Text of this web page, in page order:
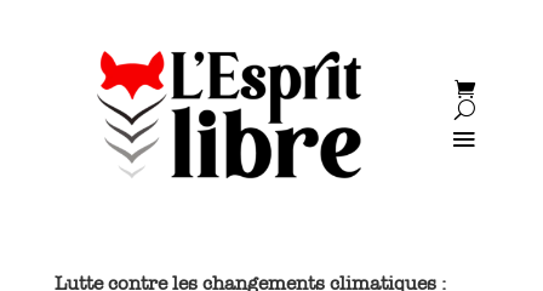
Lutte contre les changements climatiques :